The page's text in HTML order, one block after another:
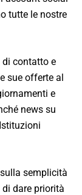
tutte le nostre
contatto e
sue offerte al
e
news su
semplicità
dare priorità